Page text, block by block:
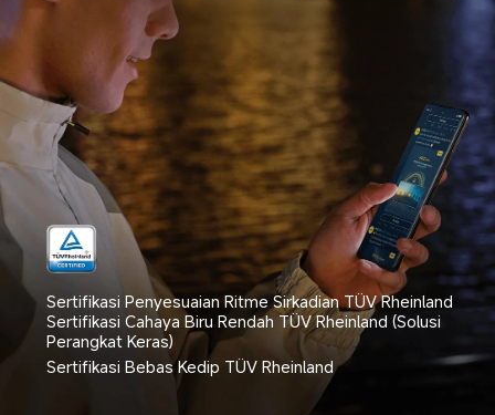
Sertifikasi Penyesuaian Ritme Sirkadian TÜV Rheinland
Sertifikasi Cahaya Biru Rendah TÜV Rheinland (Solusi
Perangkat Keras)
Sertifikasi Bebas Kedip TÜV Rheinland